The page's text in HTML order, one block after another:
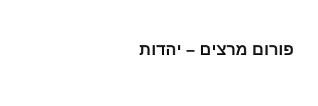
פורום מרצים – יהדות